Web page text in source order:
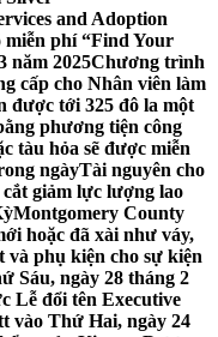
and Adoption
miễn phí “Find Your
năm 2025Chương trình
cấp cho Nhân viên làm
được tới 325 đô la một
phương tiện công
tàu hỏa sẽ được miễn
ngàyTài nguyên cho
giảm lực lượng lao
Montgomery County
hoặc đã xài như váy,
và phụ kiện cho sự kiện
Sáu, ngày 28 tháng 2
Lễ đổi tên Executive
vào Thứ Hai, ngày 24